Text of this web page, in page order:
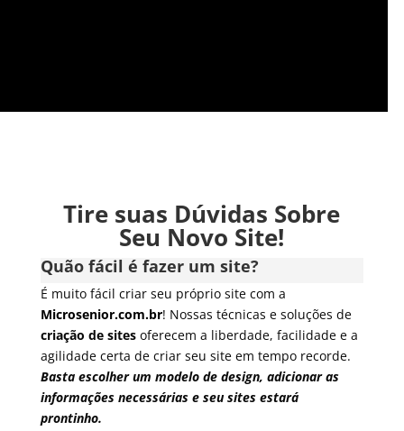
Tire suas Dúvidas Sobre
Seu Novo Site!
Quão fácil é fazer um site?
É muito fácil criar seu próprio site com a
Microsenior.com.br! Nossas técnicas e soluções de
criação de sitesoferecem a liberdade, facilidade e a
agilidade certa de criar seu site em tempo recorde.
Basta escolher um modelo de design, adicionar as
informações necessárias e seu sites estará
prontinho.